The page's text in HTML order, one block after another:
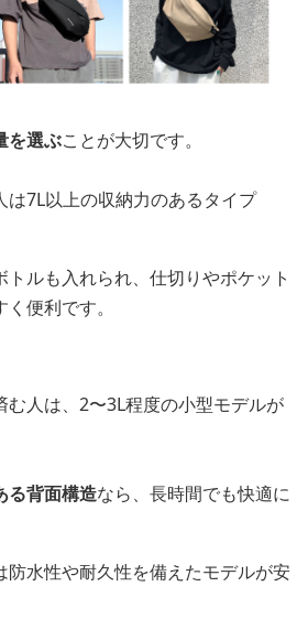
を選ぶことが大切です。
は7L以上の収納力のあるタイプ
トルも入れられ、仕切りやポケット
便利です。
む人は、2〜3L程度の小型モデルが
る背面構造なら、長時間でも快適に
防水性や耐久性を備えたモデルが安